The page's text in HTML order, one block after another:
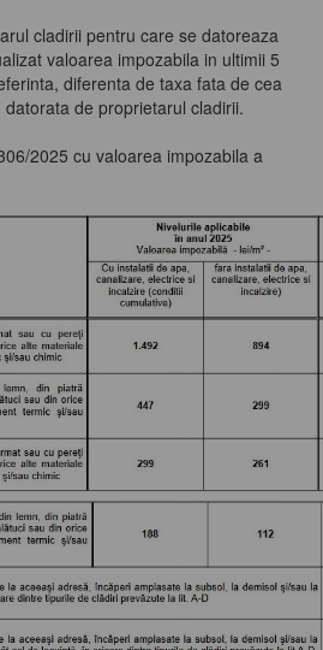
cladirii pentru care se datoreaza
valoarea impozabila in ultimii 5
diferenta de taxa fata de cea
de proprietarul cladirii.
2025 cu valoarea impozabila a